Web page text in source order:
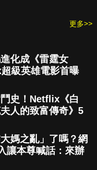
更多>>
化成《雷霆女
級英雄電影首曝
史！Netflix《白
人的致富傳奇》5
媽之亂」了嗎？網
讓本尊喊話：來辦